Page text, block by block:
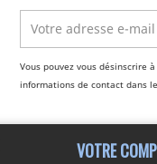
Vous pouvez vous désinscrire
informations de contact dans
VOTRE